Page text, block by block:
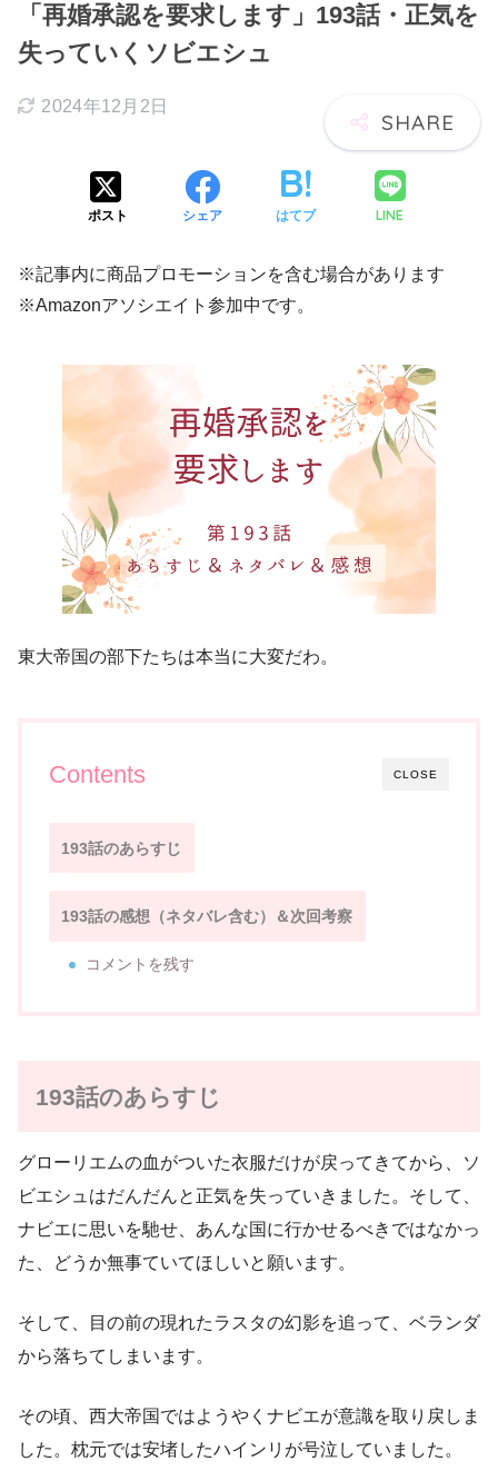
「再婚承認を要求します」193話・正気を
失っていくソビエシュ
2024年12月2日
ポスト シェア はてブ LINE
※記事内に商品プロモーションを含む場合があります
※Amazonアソシエイト参加中です。
東大帝国の部下たちは本当に大変だわ。
CLOSE
Contents
193話のあらすじ
193話の感想（ネタバレ含む）＆次回考察
コメントを残す
193話のあらすじ
グローリエムの血がついた衣服だけが戻ってきてから、ソ
ビエシュはだんだんと正気を失っていきました。そして、
ナビエに思いを馳せ、あんな国に行かせるべきではなかっ
た、どうか無事ていてほしいと願います。
そして、目の前の現れたラスタの幻影を追って、ベランダ
から落ちてしまいます。
その頃、西大帝国ではようやくナビエが意識を取り戻しま
した。枕元では安堵したハインリが号泣していました。